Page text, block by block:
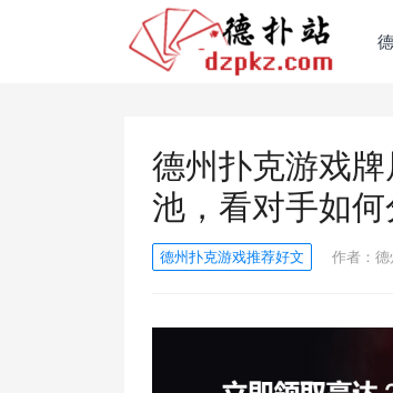
德州扑克游戏
池，看对手如
德州扑克游戏推荐好文 作者： 德